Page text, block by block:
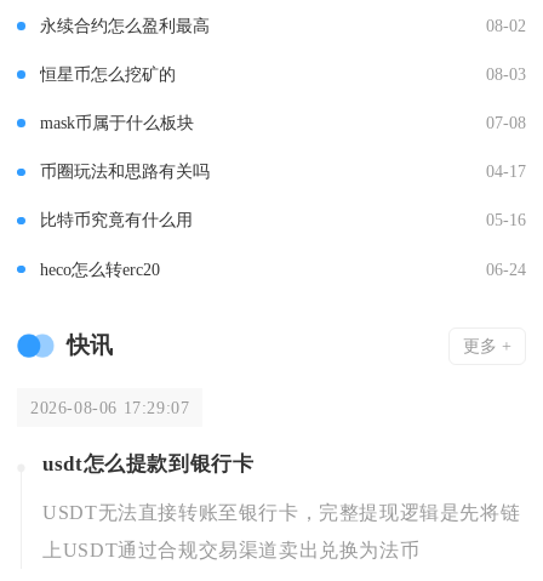
永续合约怎么盈利最高 08-02
恒星币怎么挖矿的 08-03
mask币属于什么板块 07-08
币圈玩法和思路有关吗 04-17
比特币究竟有什么用 05-16
heco怎么转erc20 06-24
快讯 更多 +
2026-08-06 17:29:07
usdt怎么提款到银行卡
USDT无法直接转账至银行卡，完整提现逻辑是先将链
上USDT通过合规交易渠道卖出兑换为法币